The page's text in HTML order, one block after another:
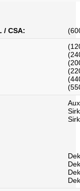
/ CSA: